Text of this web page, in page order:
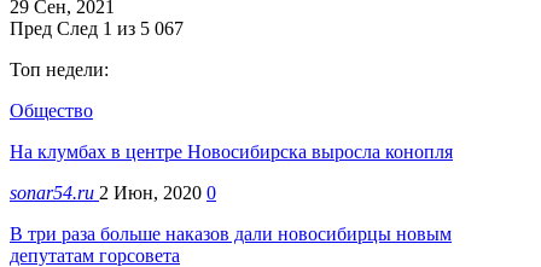
29 Сен, 2021
Пред След 1 из 5 067
Топ недели:
Общество
На клумбах в центре Новосибирска выросла конопля
sonar54.ru 2 Июн, 2020 0
В три раза больше наказов дали новосибирцы новым
депутатам горсовета